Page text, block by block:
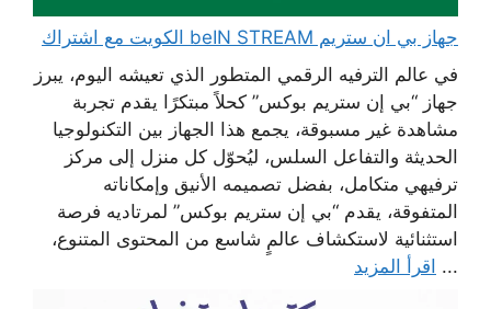
جهاز بي ان ستريم beIN STREAM الكويت مع اشتراك
في عالم الترفيه الرقمي المتطور الذي تعيشه اليوم، يبرز
جهاز “بي إن ستريم بوكس” كحلاً مبتكرًا يقدم تجربة
مشاهدة غير مسبوقة، يجمع هذا الجهاز بين التكنولوجيا
الحديثة والتفاعل السلس، ليُحوّل كل منزل إلى مركز
ترفيهي متكامل، بفضل تصميمه الأنيق وإمكاناته
المتفوقة، يقدم “بي إن ستريم بوكس” لمرتاديه فرصة
استثنائية لاستكشاف عالمٍ شاسع من المحتوى المتنوع،
... اقرأ المزيد